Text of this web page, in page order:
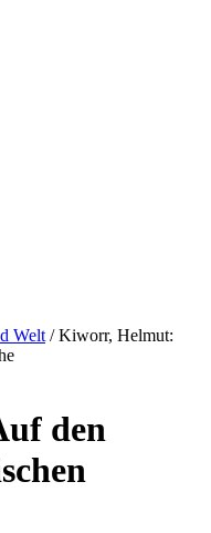
Welt / Kiworr, Helmut:
den